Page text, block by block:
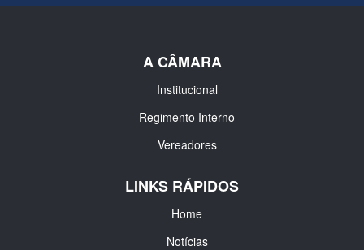
A CÂMARA
Institucional
Regimento Interno
Vereadores
LINKS RÁPIDOS
Home
Notícias